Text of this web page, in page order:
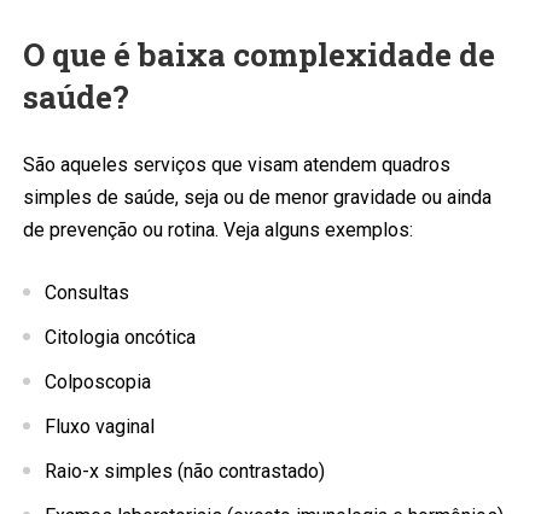
O que é baixa complexidade de
saúde?
São aqueles serviços que visam atendem quadros
simples de saúde, seja ou de menor gravidade ou ainda
de prevenção ou rotina. Veja alguns exemplos:
Consultas
Citologia oncótica
Colposcopia
Fluxo vaginal
Raio-x simples (não contrastado)